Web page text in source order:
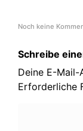
Noch keine
Schreibe
Deine E-
Erforderliche